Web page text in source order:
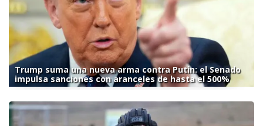
Trump suma una nueva arma contra Putin: el Senado
impulsa sanciones con aranceles de hasta el 500%